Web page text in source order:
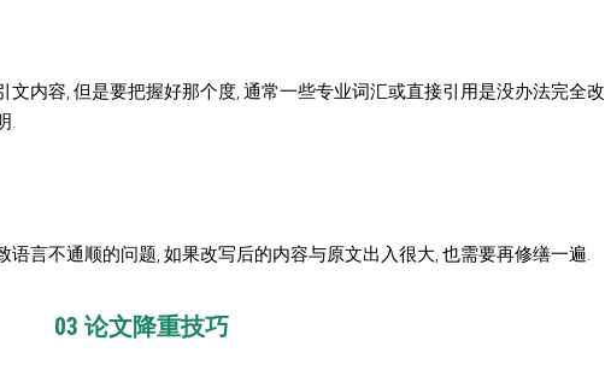
内容, 但是要把握好那个度, 通常一些专业词汇或直接引用是没办法完全改
.
言不通顺的问题, 如果改写后的内容与原文出入很大, 也需要再修缮一遍.
03 论文降重技巧